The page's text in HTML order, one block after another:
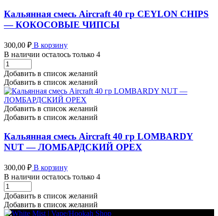
Кальянная смесь Aircraft 40 гр CEYLON CHIPS
— КОКОСОВЫЕ ЧИПСЫ
300,00 ₽ В корзину
В наличии осталось только 4
Кальянная
смесь
Aircraft
40
гр
CEYLON
CHIPS
-
КОКОСОВЫЕ
ЧИПСЫ
количество
Добавить в список желаний
Добавить в список желаний
Добавить в список желаний
Добавить в список желаний
Кальянная смесь Aircraft 40 гр LOMBARDY
NUT — ЛОМБАРДСКИЙ ОРЕХ
300,00 ₽ В корзину
В наличии осталось только 4
Кальянная
смесь
Aircraft
40
Добавить в список желаний
Добавить в список желаний